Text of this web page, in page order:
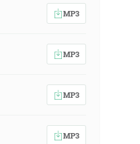
MP3
MP3
MP3
MP3